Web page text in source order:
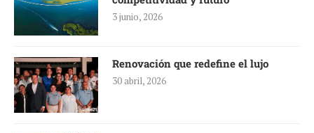
3 junio, 2026
Renovación que redefine el lujo
30 abril, 2026